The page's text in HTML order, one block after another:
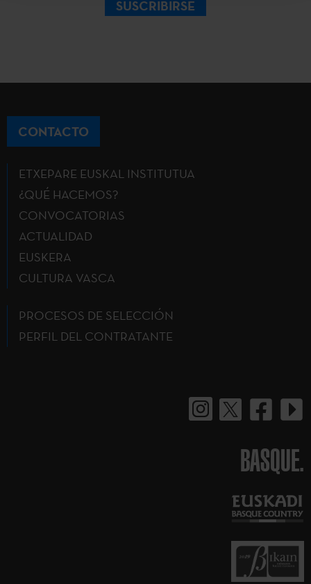
SUSCRIBIRSE
CONTACTO
ETXEPARE EUSKAL INSTITUTUA
¿QUÉ HACEMOS?
CONVOCATORIAS
ACTUALIDAD
EUSKERA
CULTURA VASCA
PROCESOS DE SELECCIÓN
PERFIL DEL CONTRATANTE
BASQUE.